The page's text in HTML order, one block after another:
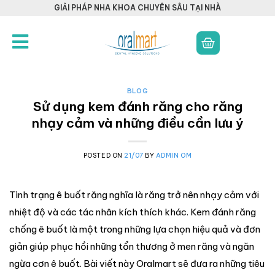
GIẢI PHÁP NHA KHOA CHUYÊN SÂU TẠI NHÀ
BLOG
Sử dụng kem đánh răng cho răng
nhạy cảm và những điều cần lưu ý
POSTED ON 21/07 BY ADMIN OM
Tình trạng ê buốt răng nghĩa là răng trở nên nhạy cảm với
nhiệt độ và các tác nhân kích thích khác. Kem đánh răng
chống ê buốt là một trong những lựa chọn hiệu quả và đơn
giản giúp phục hồi những tổn thương ở men răng và ngăn
ngừa cơn ê buốt. Bài viết này Oralmart sẽ đưa ra những tiêu